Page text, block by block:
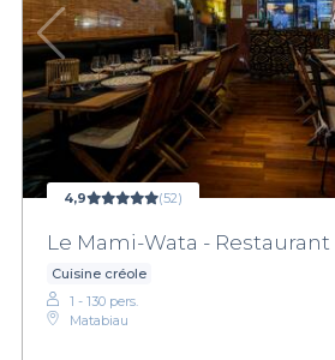
4,9 (52)
Le Mami-Wata - Restaurant
Cuisine créole
1 - 130 pers.
Matabiau